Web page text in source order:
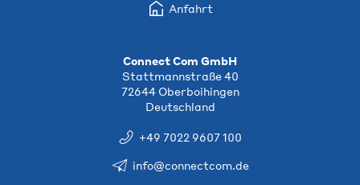
Anfahrt
Connect Com GmbH
Stattmannstraße 40
72644 Oberboihingen
Deutschland
+49 7022 9607 100
info@connectcom.de